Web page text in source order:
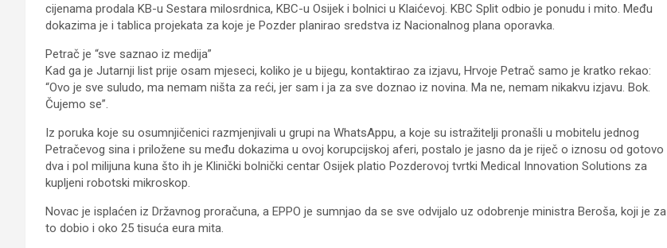
cijenama prodala KB-u Sestara milosrdnica, KBC-u Osijek i bolnici u Klaićevoj. KBC Split odbio je ponudu i mito. Među
dokazima je i tablica projekata za koje je Pozder planirao sredstva iz Nacionalnog plana oporavka.
Petrač je “sve saznao iz medija”
Kad ga je Jutarnji list prije osam mjeseci, koliko je u bijegu, kontaktirao za izjavu, Hrvoje Petrač samo je kratko rekao:
“Ovo je sve suludo, ma nemam ništa za reći, jer sam i ja za sve doznao iz novina. Ma ne, nemam nikakvu izjavu. Bok.
Čujemo se”.
Iz poruka koje su osumnjičenici razmjenjivali u grupi na WhatsAppu, a koje su istražitelji pronašli u mobitelu jednog
Petračevog sina i priložene su među dokazima u ovoj korupcijskoj aferi, postalo je jasno da je riječ o iznosu od gotovo
dva i pol milijuna kuna što ih je Klinički bolnički centar Osijek platio Pozderovoj tvrtki Medical Innovation Solutions za
kupljeni robotski mikroskop.
Novac je isplaćen iz Državnog proračuna, a EPPO je sumnjao da se sve odvijalo uz odobrenje ministra Beroša, koji je za
to dobio i oko 25 tisuća eura mita.